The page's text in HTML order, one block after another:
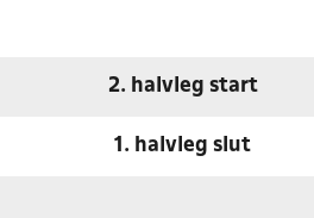
2. halvleg start
1. halvleg slut